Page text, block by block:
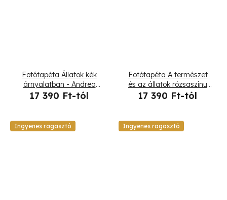
Fotótapéta Állatok kék
árnyalatban - Andrea
Haase
17 390 Ft-tól
Fotótapéta A természet
és az állatok rózsaszínu
árnyalatokban - Andrea
17 390 Ft-tól
Ingyenes ragasztó Ingyenes ragasztó